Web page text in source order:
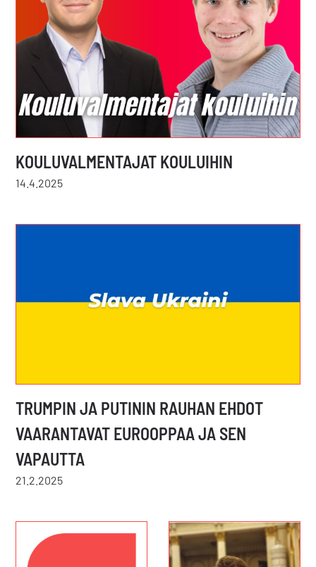
KOULUVALMENTAJAT KOULUIHIN
14.4.2025
TRUMPIN JA PUTININ RAUHAN EHDOT
VAARANTAVAT EUROOPPAA JA SEN
VAPAUTTA
21.2.2025